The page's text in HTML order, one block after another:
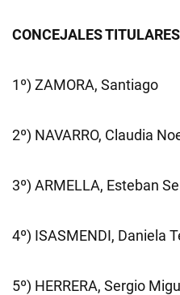
CONCEJALES TITULARES
1º) ZAMORA, Santiago
2º) NAVARRO, Claudia
3º) ARMELLA, Esteban
4º) ISASMENDI, Daniela
5º) HERRERA, Sergio